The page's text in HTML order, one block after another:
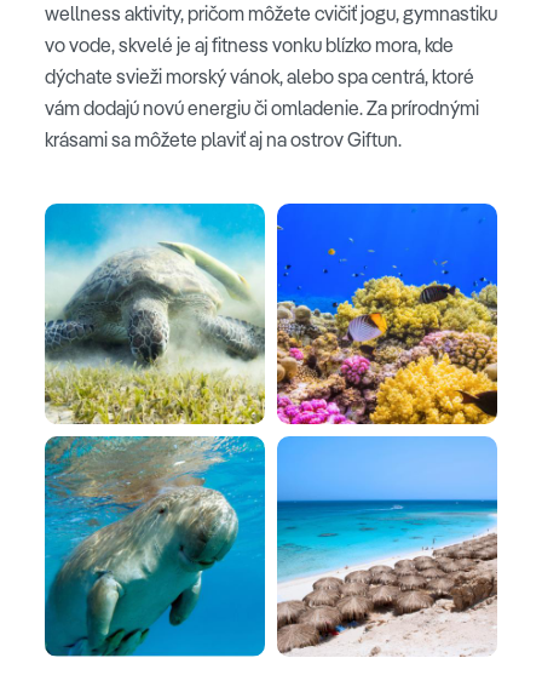
wellness aktivity, pričom môžete cvičiť jogu, gymnastiku
vo vode, skvelé je aj fitness vonku blízko mora, kde
dýchate svieži morský vánok, alebo spa centrá, ktoré
vám dodajú novú energiu či omladenie. Za prírodnými
krásami sa môžete plaviť aj na ostrov Giftun.